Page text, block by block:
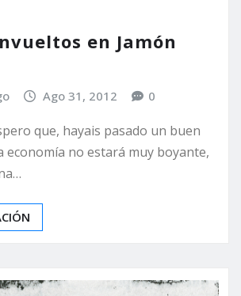
en Jamón
Ago 31, 2012 0
que, hayais pasado un buen
economía no estará muy boyante,